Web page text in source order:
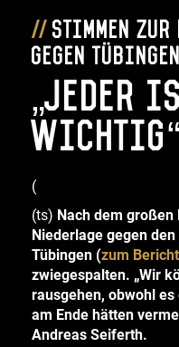
Stimmen
gegen Tübingen
„Jeder
wichtig“
(
(ts) Nach dem
Niederlage gegen
Tübingen (zum Bericht
zwiegespalten. „Wir
rausgehen, obwohl
am Ende hätten
Andreas Seiferth.